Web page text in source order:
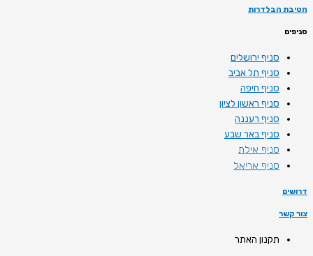
חטיבת הבלדרות
סניפים
סניף ירושלים
סניף תל אביב
סניף חיפה
סניף ראשון לציון
סניף רעננה
סניף באר שבע
סניף אילת
סניף אריאל
דרושים
צור קשר
תקנון האתר